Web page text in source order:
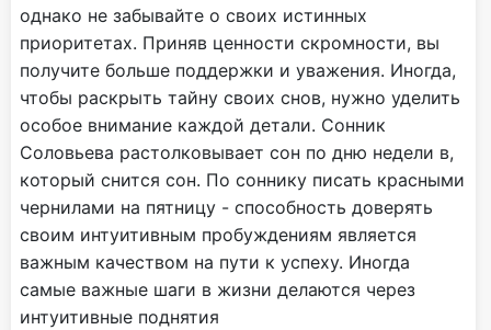
однако не забывайте о своих истинных
приоритетах. Приняв ценности скромности, вы
получите больше поддержки и уважения. Иногда,
чтобы раскрыть тайну своих снов, нужно уделить
особое внимание каждой детали. Сонник
Соловьева растолковывает сон по дню недели в,
который снится сон. По соннику писать красными
чернилами на пятницу - способность доверять
своим интуитивным пробуждениям является
важным качеством на пути к успеху. Иногда
самые важные шаги в жизни делаются через
интуитивные поднятия